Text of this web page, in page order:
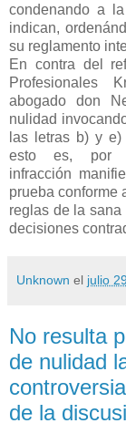
condenando a
indican,
su reglamento
En contra del
Profesionales
abogado don
nulidad
las letras b) y
esto es, por
infracción
prueba conforme
reglas de la
decisiones
Unknown el julio
No resulta
de nulidad
de la